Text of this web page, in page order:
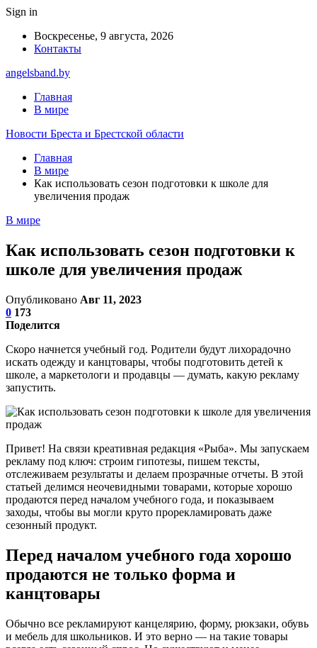
Sign in
Воскресенье, 9 августа, 2026
Контакты
angelsband.by
Главная
В мире
Новости Бреста и Брестской области
Главная
В мире
Как использовать сезон подготовки к школе для
увеличения продаж
В мире
Как использовать сезон подготовки к
школе для увеличения продаж
Опубликовано Авг 11, 2023
0 173
Поделится
Скоро начнется учебный год. Родители будут лихорадочно
искать одежду и канцтовары, чтобы подготовить детей к
школе, а маркетологи и продавцы — думать, какую рекламу
запустить.
Привет! На связи креативная редакция «Рыба». Мы запускаем
рекламу под ключ: строим гипотезы, пишем тексты,
отслеживаем результаты и делаем прозрачные отчеты. В этой
статьей делимся неочевидными товарами, которые хорошо
продаются перед началом учебного года, и показываем
заходы, чтобы вы могли круто прорекламировать даже
сезонный продукт.
Перед началом учебного года хорошо
продаются не только форма и
канцтовары
Обычно все рекламируют канцелярию, форму, рюкзаки, обувь
и мебель для школьников. И это верно — на такие товары